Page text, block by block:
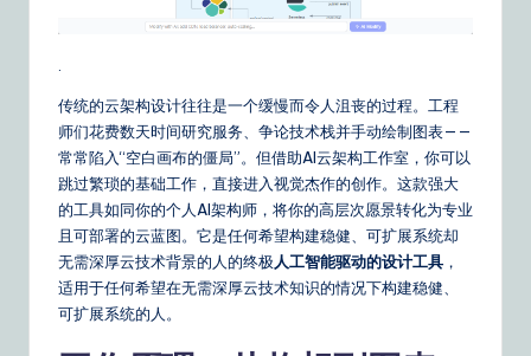
o
D
ai
ly
传统的云架构设计往往是一个缓慢而令人沮丧的过程。工程
师们花费数天时间研究服务、争论技术栈并手动绘制图表——
常常陷入“空白画布的僵局”。但借助AI云架构工作室，你可以
跳过繁琐的基础工作，直接进入视觉杰作的创作。这款强大
的工具如同你的个人AI架构师，将你的高层次愿景转化为专业
且可部署的云蓝图。它是任何希望构建稳健、可扩展系统却
无需深厚云技术背景的人的终极 人工智能驱动的设计工具 ，
适用于任何希望在无需深厚云技术知识的情况下构建稳健、
可扩展系统的人。